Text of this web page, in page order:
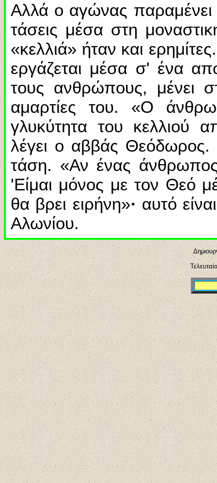
Αλλά ο αγώνας παραμένει
τάσεις μέσα στη
«κελλιά» ήταν και
εργάζεται μέσα σ' ένα
τους ανθρώπους, μένει
αμαρτίες του. «Ο
γλυκύτητα του κελλιού
λέγει ο αββάς
τάση. «Αν ένας
'Είμαι μόνος με τον Θεό
θα βρει ειρήνη»· αυτό
Αλωνίου.